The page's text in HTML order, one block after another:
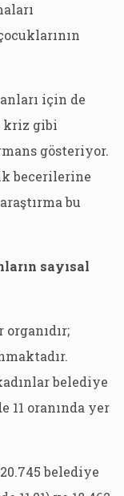
için de
kriz gibi
gösteriyor.
becerilerine
bu
sayısal
belediye
oranında yer
belediye